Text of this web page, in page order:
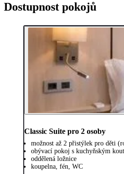
Dostupnost pokojů
Classic Suite pro 2 osoby
možnost až 2 přistýlek pro děti
obývací pokoj s kuchyňským
oddělená ložnice
koupelna, fén, WC